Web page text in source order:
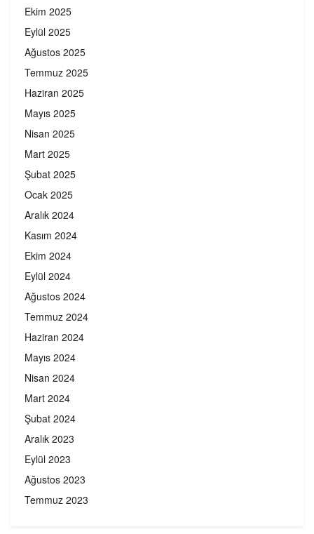
Ekim 2025
Eylül 2025
Ağustos 2025
Temmuz 2025
Haziran 2025
Mayıs 2025
Nisan 2025
Mart 2025
Şubat 2025
Ocak 2025
Aralık 2024
Kasım 2024
Ekim 2024
Eylül 2024
Ağustos 2024
Temmuz 2024
Haziran 2024
Mayıs 2024
Nisan 2024
Mart 2024
Şubat 2024
Aralık 2023
Eylül 2023
Ağustos 2023
Temmuz 2023